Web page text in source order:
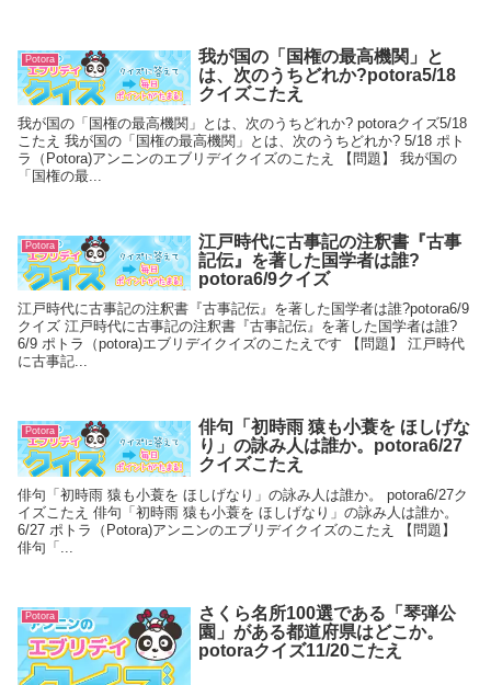
Potora
我が国の「国権の最高機関」と
は、次のうちどれか?potora5/18
クイズこたえ
我が国の「国権の最高機関」とは、次のうちどれか? potoraクイズ5/18
こたえ 我が国の「国権の最高機関」とは、次のうちどれか? 5/18 ポト
ラ（Potora)アンニンのエブリデイクイズのこたえ 【問題】 我が国の
「国権の最...
Potora
江戸時代に古事記の注釈書『古事
記伝』を著した国学者は誰?
potora6/9クイズ
江戸時代に古事記の注釈書『古事記伝』を著した国学者は誰?potora6/9
クイズ 江戸時代に古事記の注釈書『古事記伝』を著した国学者は誰?
6/9 ポトラ（potora)エブリデイクイズのこたえです 【問題】 江戸時代
に古事記...
Potora
俳句「初時雨 猿も小蓑を ほしげな
り」の詠み人は誰か。potora6/27
クイズこたえ
俳句「初時雨 猿も小蓑を ほしげなり」の詠み人は誰か。 potora6/27ク
イズこたえ 俳句「初時雨 猿も小蓑を ほしげなり」の詠み人は誰か。
6/27 ポトラ（Potora)アンニンのエブリデイクイズのこたえ 【問題】
俳句「...
Potora
さくら名所100選である「琴弾公
園」がある都道府県はどこか。
potoraクイズ11/20こたえ